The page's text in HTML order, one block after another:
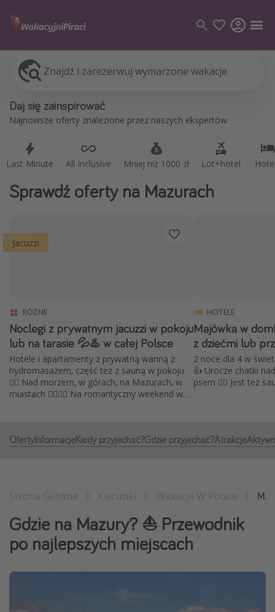
Znajdź i zarezerwuj wymarzone wakacje
Daj się zainspirować
Najnowsze oferty znalezione przez naszych ekspertów
Last Minute All Inclusive Mniej niż 1000 zł Lot+hotel
Last Minute
Loty
Wakacje
Grecja
Turcja
Zanzibar
Polska
Malediwy
Azja Południowo-Wschodnia
Tajlandia
Rodzaj wyjazdu
Wakacje z dziećmi
Noclegi z prywatnym jacuzzi w pokoju/na tarasie
Sprawdź oferty na Mazurach
Jacuzzi
RÓŻNE
Noclegi z prywatnym jacuzzi w pokoju
lub na tarasie 💦♨️ w całej Polsce
Hotele i apartamenty z prywatną wanną z
hydromasażem, część też z sauną w pokoju
🧖‍♀️ Nad morzem, w górach, na Mazurach, w
miastach 👩‍❤️‍💋‍👨 Na romantyczny weekend we
HOTELE
Majówka w
z dziećmi lub
2 noce dla 4 w
👍 Urocze chatki
psem 🐕‍🦺 Jest też
Oferty InformacjeKiedy przyjechać?Gdzie przyjechać?Atrakcje
Mazury
Gdzie na Mazury? ⛵️ Przewodnik
po najlepszych miejscach